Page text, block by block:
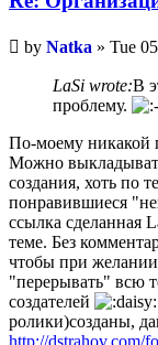
Unread
post
by Natka » Tue
LaSi wrote:В
проблему.
По-моему никакой
Можно
создания, хоть по
понравившиеся
ссылка сделанная
теме. Без
чтобы при
"перерывать" всю
создателей
ролики)созданы,